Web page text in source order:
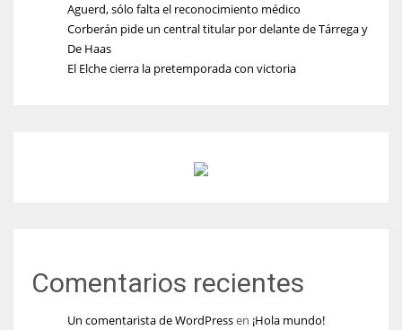
Aguerd, sólo falta el reconocimiento médico
Corberán pide un central titular por delante de Tárrega y
De Haas
El Elche cierra la pretemporada con victoria
Comentarios recientes
Un comentarista de WordPressen ¡Hola mundo!